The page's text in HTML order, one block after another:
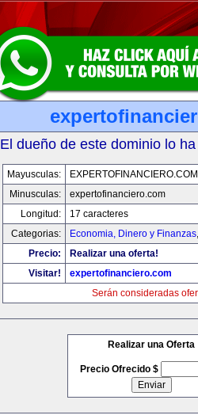
El dueño de este dominio lo
Mayusculas:
EXPERTOFINANCIERO.COM
Minusculas:
expertofinanciero.com
Longitud:
17 caracteres
Categorias:
Economia, Dinero y Finanzas
Precio:
Realizar una oferta!
Visitar!
expertofinanciero.com
Serán consideradas
Realizar una Oferta
Precio Ofrecido $